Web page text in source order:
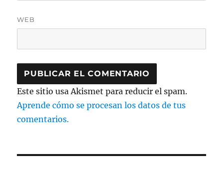
WEB
Este sitio usa Akismet para reducir el spam.
Aprende cómo se procesan los datos de tus
comentarios.